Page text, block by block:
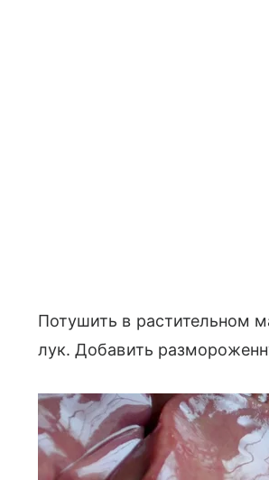
Потушить в растительном
лук. Добавить